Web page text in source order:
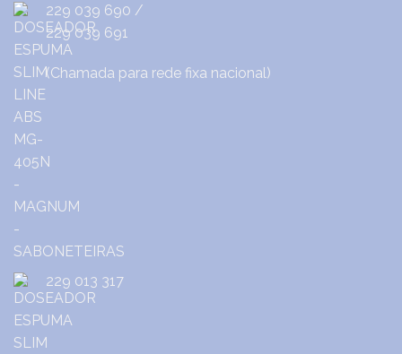
229 039 690 /
229 039 691
(Chamada para rede fixa nacional)
229 013 317